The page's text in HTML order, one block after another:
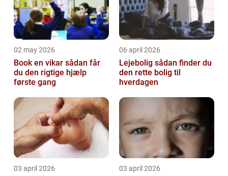
02 may 2026
Book en vikar sådan får
du den rigtige hjælp
første gang
06 april 2026
Lejebolig sådan finder du
den rette bolig til
hverdagen
03 april 2026 03 april 2026